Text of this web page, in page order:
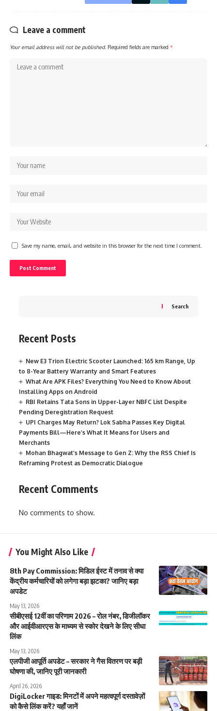
Leave a comment
Your email address will not be published. Required fields are marked *
Save my name, email, and website in this browser for the next time I comment.
Search
Recent Posts
New E3 Trion Electric Scooter Launched: 165 km Range, Up
to 8-Year Battery Warranty and Smart Features
What Are APK Files? Everything You Need to Know About
Installing Apps on Android
RBI Retains Tata Sons in Upper-Layer NBFC List Despite
Pending Deregistration Request
UPI Charges May Return? Lok Sabha Passes Key Digital
Payments Bill—Here’s What It Means for Users and
Merchants
Mohan Bhagwat’s Message to Gen Z: Why the RSS Chief Is
Reframing Protest as Democratic Dialogue
Recent Comments
No comments to show.
You Might Also Like
8th Pay Commission: मिडिल ईस्ट में तनाव से क्या
केंद्रीय कर्मचारियों को लगेगा बड़ा झटका? जानिए बड़ा
अपडेट
May 13, 2026
सीबीएसई 12वीं का परिणाम 2026 – रोल नंबर, डिजीलॉकर
और आईवीआरएस के माध्यम से स्कोर देखने के लिए सीधा
लिंक
May 13, 2026
एलपीजी आपूर्ति अपडेट – सरकार ने गैस वितरण पर बड़ी
घोषणा की, जानिए पूरी जानकारी
April 26, 2026
DigiLocker गाइड: मिनटों में अपने महत्वपूर्ण दस्तावेज़ों
को कैसे लिंक करें? यहाँ जानें